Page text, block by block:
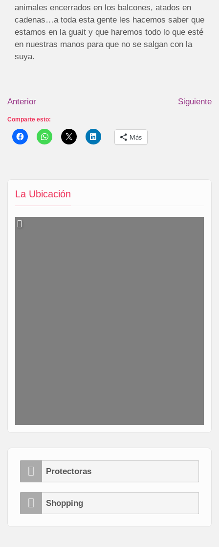
La Ubicación
Protectoras
Shopping
animales encerrados en los balcones, atados en
cadenas…a toda esta gente les hacemos saber que
estamos en la guait y que haremos todo lo que esté
en nuestras manos para que no se salgan con la
suya.
Anterior Siguiente
Comparte esto:
Más